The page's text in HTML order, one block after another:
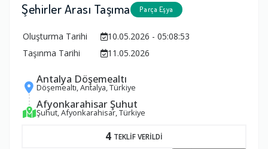
Şehirler Arası Taşıma Parça Eşya
Oluşturma Tarihi
10.05.2026 - 05:08:53
Taşınma Tarihi
11.05.2026
Antalya Döşemealtı
Döşemealtı, Antalya, Türkiye
Afyonkarahisar Şuhut
Şuhut, Afyonkarahisar, Türkiye
4 TEKLİF VERİLDİ